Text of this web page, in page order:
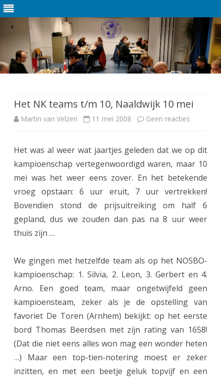
de
inhoud
Het NK teams t/m 10, Naaldwijk 10 mei
Martin van Velzen 11 mei 2008 Geen reacties
H
t
N
K
e
a
m
t
/
m
Het was al weer wat jaartjes geleden dat we op dit
kampioenschap vertegenwoordigd waren, maar 10
mei was het weer eens zover. En het betekende
vroeg opstaan: 6 uur eruit, 7 uur vertrekken!
Bovendien stond de prijsuitreiking om half 6
gepland, dus we zouden dan pas na 8 uur weer
thuis zijn …
We gingen met hetzelfde team als op het NOSBO-
kampioenschap: 1. Silvia, 2. Leon, 3. Gerbert en 4.
Arno. Een goed team, maar ongetwijfeld geen
kampioensteam, zeker als je de opstelling van
favoriet De Toren (Arnhem) bekijkt: op het eerste
bord Thomas Beerdsen met zijn rating van 1658!
(Dat die niet eens alles won mag een wonder heten
…) Maar een top-tien-notering moest er zeker
inzitten, en met een beetje geluk topvijf en een